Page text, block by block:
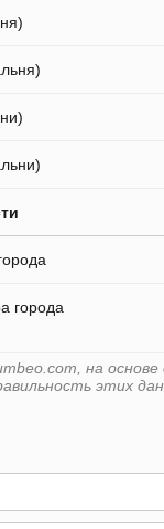
города
на
этих